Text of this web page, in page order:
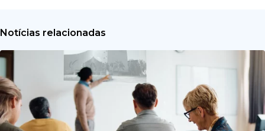
Notícias relacionadas